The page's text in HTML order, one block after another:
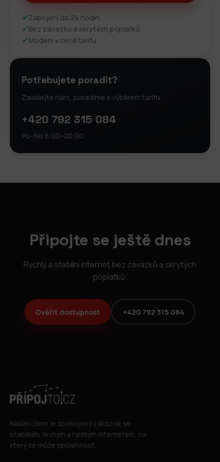
✓Zapojení do 24 hodin
✓Bez závazku a skrytých poplatků
✓Modem v ceně tarifu
Potřebujete poradit?
Zavolejte nám, poradíme s výběrem tarifu.
+420 792 315 084
Po–Ne 8:00–20:00
Připojte se ještě dnes
Rychlý a stabilní internet bez závazků a skrytých
poplatků.
Ověřit dostupnost +420 792 315 084
Naším cílem je spokojený zákazník se
stabilním, levným a rychlým internetem, na
který se může spolehnout.